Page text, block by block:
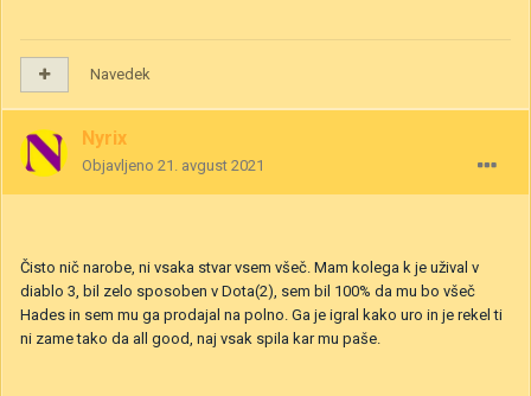
Navedek
Nyrix
Objavljeno 21. avgust 2021
Čisto nič narobe, ni vsaka stvar vsem všeč. Mam kolega k je užival v
diablo 3, bil zelo sposoben v Dota(2), sem bil 100% da mu bo všeč
Hades in sem mu ga prodajal na polno. Ga je igral kako uro in je rekel ti
ni zame tako da all good, naj vsak spila kar mu paše.